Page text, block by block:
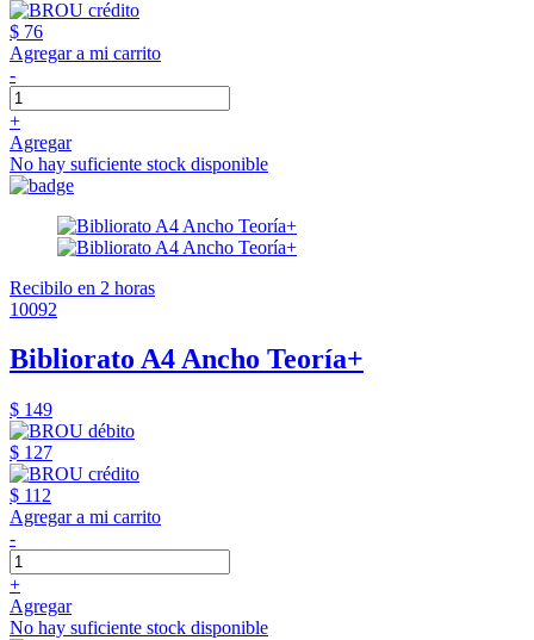
$ 76
Agregar a mi carrito
-
+
Agregar
No hay suficiente stock disponible
Recibilo en 2 horas
10092
Bibliorato A4 Ancho Teoría+
$ 149
$ 127
$ 112
Agregar a mi carrito
-
+
Agregar
No hay suficiente stock disponible